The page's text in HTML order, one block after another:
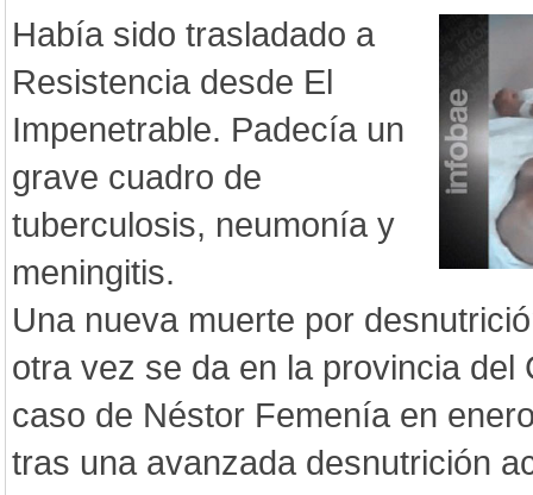
Había sido trasladado a
Resistencia desde El
Impenetrable. Padecía un
grave cuadro de
tuberculosis, neumonía y
meningitis.
Una nueva muerte por
otra vez se da en la provincia del
caso de Néstor Femenía en
tras una avanzada desnutrición